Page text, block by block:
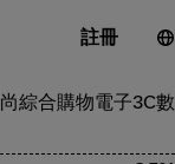
註冊
綜合購物電子3C